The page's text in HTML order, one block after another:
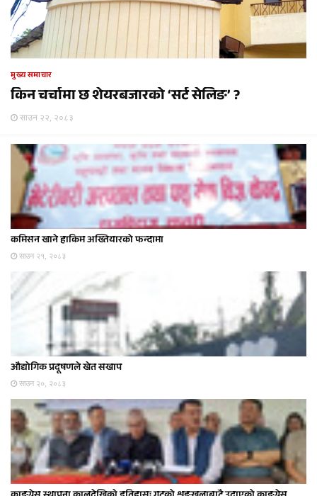
मुख्य समाचार
किन चर्चामा छ शेयरबजारको ‘सर्ट सेलिङ’ ?
साउन २२, २०८३
कमिसन खाने हाकिम अख्तियारको फन्दामा
साउन २१, २०८३
औद्योगिक प्रदूषणले खेत सखाप
साउन २०, २०८३